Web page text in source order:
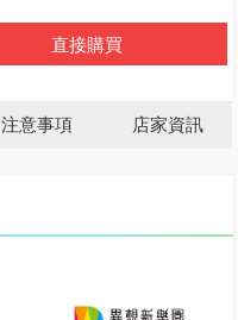
直接購買
注意事項 店家資訊